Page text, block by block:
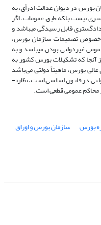
بورس در دیوان عدالت ادرأی، به
نیست بلکه طبق عمومات، اگر
قابل رسیدگی می­باشد و
خصوص تصمیمات سازمان بورس،
غیردولتی بودن می­باشد و به
آنجا که تشکیلات بورس کشور به
بورس، ماهیتاً دولتی می‌باشد
در قانون اساسی است، نظارت­
محاکم عمومی قطعی است.
بورس سازمان بورس و اوراق